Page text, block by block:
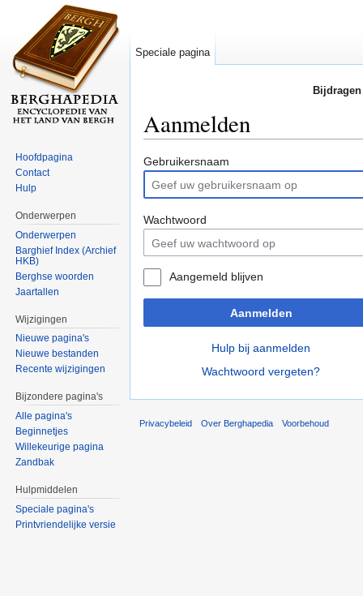
Aanmelden
Gebruikersnaam
Wachtwoord
Aangemeld blijven
Aanmelden
Hulp bij aanmelden
Wachtwoord vergeten?
Speciale pagina
Hoofdpagina
Contact
Hulp
Onderwerpen
Onderwerpen
Barghief Index (Archief
HKB)
Berghse woorden
Jaartallen
Wijzigingen
Nieuwe pagina's
Nieuwe bestanden
Recente wijzigingen
Bijzondere pagina's
Alle pagina's
Beginnetjes
Willekeurige pagina
Zandbak
Hulpmiddelen
Speciale pagina's
Printvriendelijke versie
Privacybeleid Over Berghapedia Voorbehoud